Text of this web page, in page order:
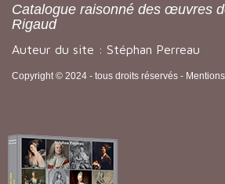
Catalogue raisonné des œuvres
Rigaud
Auteur du site : Stéphan Perreau
Copyright © 2024 - tous droits réservés -